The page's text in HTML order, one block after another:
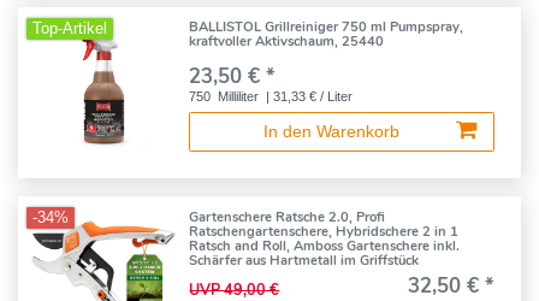
Top-Artikel
BALLISTOL Grillreiniger 750 ml Pumpspray,
kraftvoller Aktivschaum, 25440
23,50 € *
750 Milliliter | 31,33 € / Liter
In den Warenkorb
-34%
Gartenschere Ratsche 2.0, Profi
Ratschengartenschere, Hybridschere 2 in 1
Ratsch and Roll, Amboss Gartenschere inkl.
Schärfer aus Hartmetall im Griffstück
UVP 49,00 € 32,50 € *